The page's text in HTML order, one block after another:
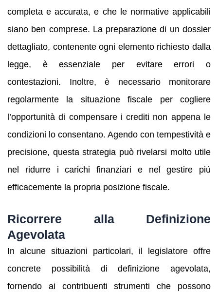
completa e accurata, e che le normative applicabili
siano ben comprese. La preparazione di un dossier
dettagliato, contenente ogni elemento richiesto dalla
legge, è essenziale per evitare errori o
contestazioni. Inoltre, è necessario monitorare
regolarmente la situazione fiscale per cogliere
l’opportunità di compensare i crediti non appena le
condizioni lo consentano. Agendo con tempestività e
precisione, questa strategia può rivelarsi molto utile
nel ridurre i carichi finanziari e nel gestire più
efficacemente la propria posizione fiscale.
Ricorrere alla Definizione
Agevolata
In alcune situazioni particolari, il legislatore offre
concrete possibilità di definizione agevolata,
fornendo ai contribuenti strumenti che possono